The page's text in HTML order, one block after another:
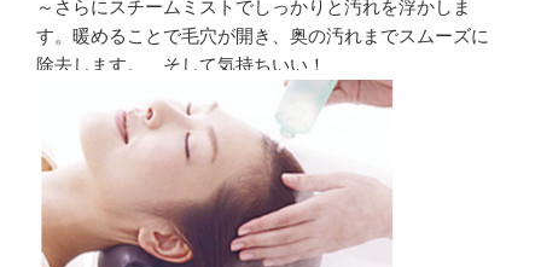
～さらにスチームミストでしっかりと汚れを浮かしま
す。暖めることで毛穴が開き、奥の汚れまでスムーズに
除去します。 そして気持ちいい！